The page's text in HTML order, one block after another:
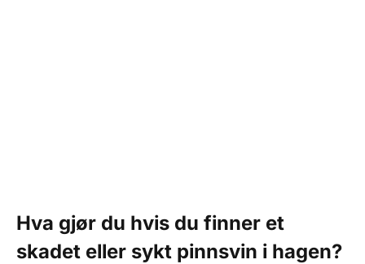
Hva gjør du hvis du finner et
skadet eller sykt pinnsvin i hagen?